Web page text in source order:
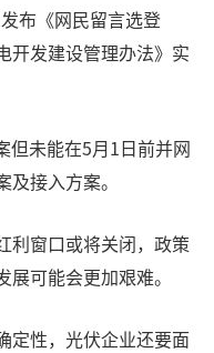
布《网民留言选登
开发建设管理办法》实
但未能在5月1日前并网
接入方案。
利窗口或将关闭，政策
可能会更加艰难。
定性，光伏企业还要面